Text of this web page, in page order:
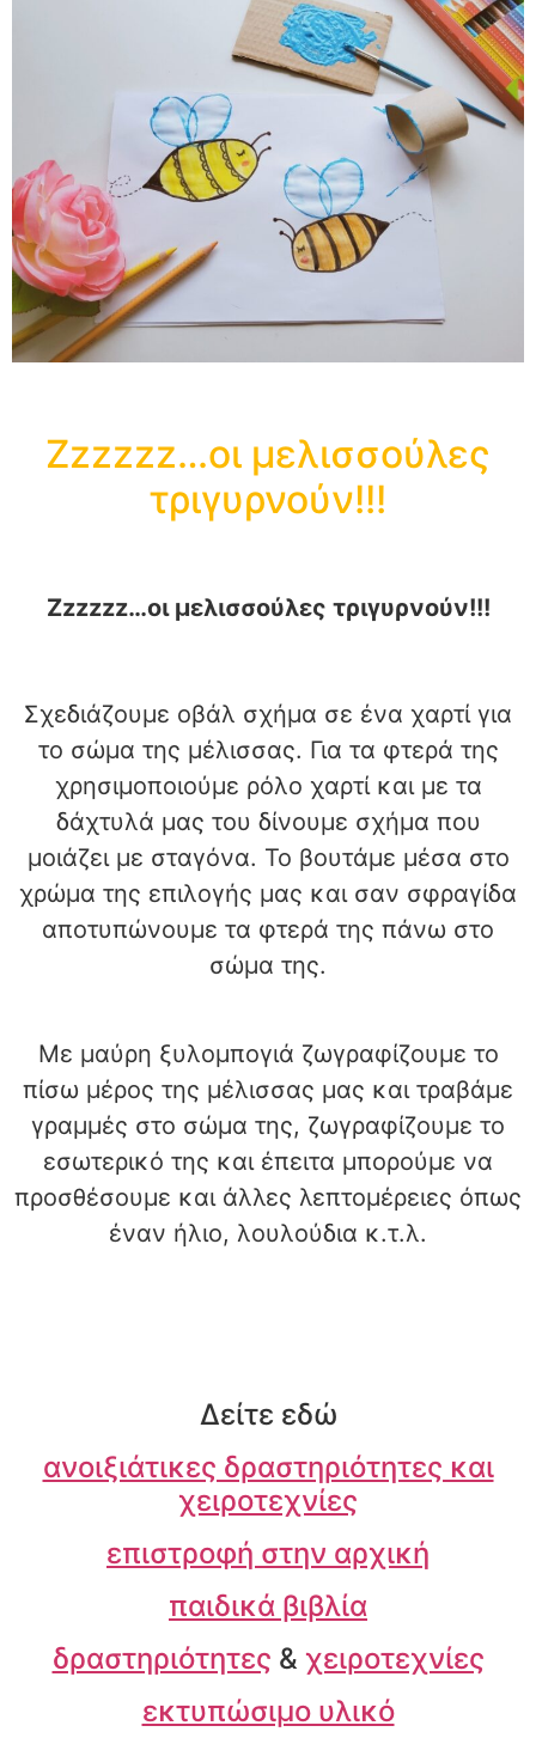
Zzzzzz…οι μελισσούλες
τριγυρνούν!!!
Zzzzzz…οι μελισσούλες τριγυρνούν!!!
Σχεδιάζουμε οβάλ σχήμα σε ένα χαρτί για
το σώμα της μέλισσας. Για τα φτερά της
χρησιμοποιούμε ρόλο χαρτί και με τα
δάχτυλά μας του δίνουμε σχήμα που
μοιάζει με σταγόνα. Το βουτάμε μέσα στο
χρώμα της επιλογής μας και σαν σφραγίδα
αποτυπώνουμε τα φτερά της πάνω στο
σώμα της.
Με μαύρη ξυλομπογιά ζωγραφίζουμε το
πίσω μέρος της μέλισσας μας και τραβάμε
γραμμές στο σώμα της, ζωγραφίζουμε το
εσωτερικό της και έπειτα μπορούμε να
προσθέσουμε και άλλες λεπτομέρειες όπως
έναν ήλιο, λουλούδια κ.τ.λ.
Δείτε εδώ
ανοιξιάτικες δραστηριότητες και
χειροτεχνίες
επιστροφή στην αρχική
παιδικά βιβλία
δραστηριότητες & χειροτεχνίες
εκτυπώσιμο υλικό